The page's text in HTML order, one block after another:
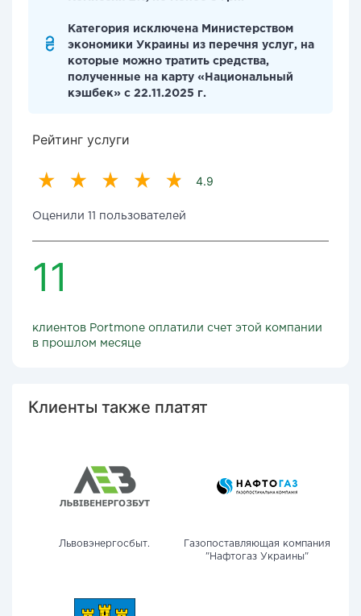
Категория исключена Министерством
экономики Украины из перечня услуг, на
которые можно тратить средства,
полученные на карту «Национальный
кэшбек» с 22.11.2025 г.
Рейтинг услуги
4.9
Оценили 11 пользователей
11
клиентов Portmone оплатили счет этой компании
в прошлом месяце
Клиенты также платят
Львовэнергосбыт.
Газопоставляющая компания
"Нафтогаз Украины"